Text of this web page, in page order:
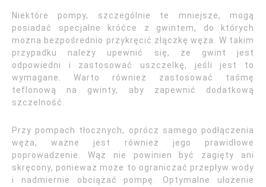
Niektóre pompy, szczególnie te mniejsze, mogą
posiadać specjalne króćce z gwintem, do których
można bezpośrednio przykręcić złączkę węża. W takim
przypadku należy upewnić się, że gwint jest
odpowiedni i zastosować uszczelkę, jeśli jest to
wymagane. Warto również zastosować taśmę
teflonową na gwinty, aby zapewnić dodatkową
szczelność.
Przy pompach tłocznych, oprócz samego podłączenia
węża, ważne jest również jego prawidłowe
poprowadzenie. Wąż nie powinien być zagięty ani
skręcony, ponieważ może to ograniczać przepływ wody
i nadmiernie obciążać pompę. Optymalne ułożenie